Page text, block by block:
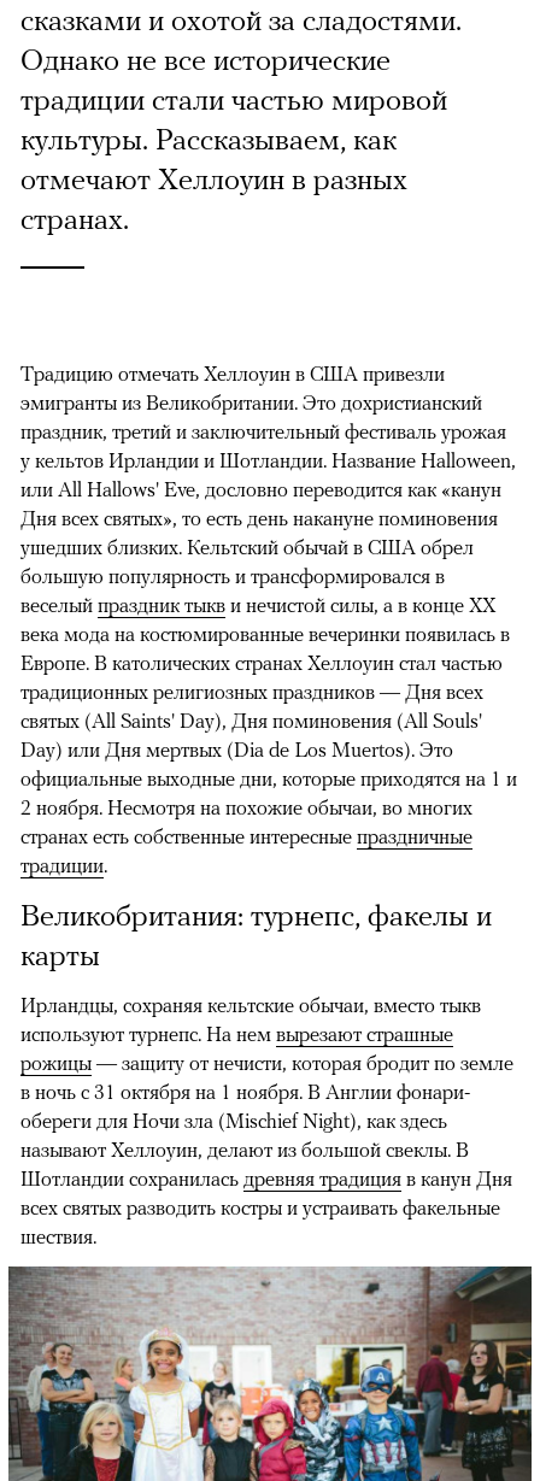
сказками и охотой за сладостями.
Однако не все исторические
традиции стали частью мировой
культуры. Рассказываем, как
отмечают Хеллоуин в разных
странах.
Традицию отмечать Хеллоуин в США привезли
эмигранты из Великобритании. Это дохристианский
праздник, третий и заключительный фестиваль урожая
у кельтов Ирландии и Шотландии. Название Halloween,
или All Hallows' Eve, дословно переводится как «канун
Дня всех святых», то есть день накануне поминовения
ушедших близких. Кельтский обычай в США обрел
большую популярность и трансформировался в
веселый праздник тыкв и нечистой силы, а в конце XX
века мода на костюмированные вечеринки появилась в
Европе. В католических странах Хеллоуин стал частью
традиционных религиозных праздников — Дня всех
святых (All Saints' Day), Дня поминовения (All Souls'
Day) или Дня мертвых (Dia de Los Muertos). Это
официальные выходные дни, которые приходятся на 1 и
2 ноября. Несмотря на похожие обычаи, во многих
странах есть собственные интересные праздничные
традиции.
Великобритания: турнепс, факелы и
карты
Ирландцы, сохраняя кельтские обычаи, вместо тыкв
используют турнепс. На нем вырезают страшные
рожицы — защиту от нечисти, которая бродит по земле
в ночь с 31 октября на 1 ноября. В Англии фонари-
обереги для Ночи зла (Mischief Night), как здесь
называют Хеллоуин, делают из большой свеклы. В
Шотландии сохранилась древняя традиция в канун Дня
всех святых разводить костры и устраивать факельные
шествия.